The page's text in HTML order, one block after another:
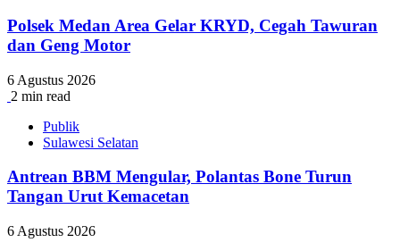
Polsek Medan Area Gelar KRYD, Cegah Tawuran
dan Geng Motor
6 Agustus 2026
2 min read
Publik
Sulawesi Selatan
Antrean BBM Mengular, Polantas Bone Turun
Tangan Urut Kemacetan
6 Agustus 2026